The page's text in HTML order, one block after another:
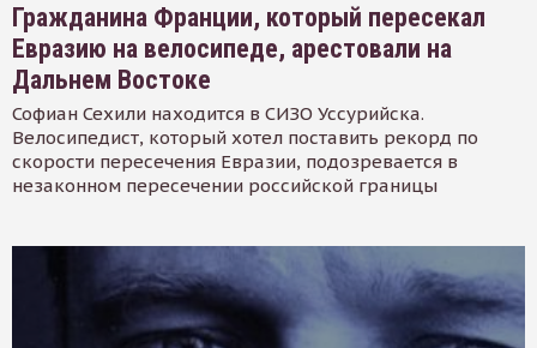
Гражданина Франции, который пересекал
Евразию на велосипеде, арестовали на
Дальнем Востоке
Софиан Сехили находится в СИЗО Уссурийска.
Велосипедист, который хотел поставить рекорд по
скорости пересечения Евразии, подозревается в
незаконном пересечении российской границы